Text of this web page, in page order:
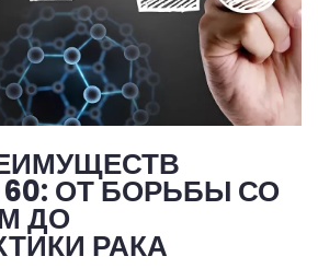
ОТ БОРЬБЫ СО
ДО
РАКА